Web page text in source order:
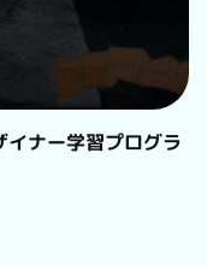
イナー学習プログラ